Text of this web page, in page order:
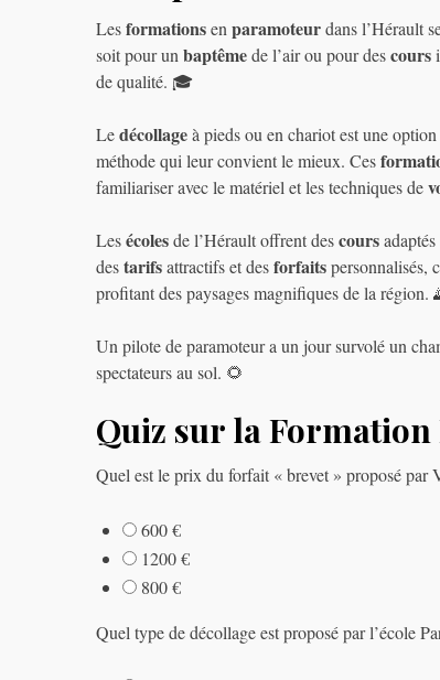
Lesformationsen paramoteurdans l’Hérault
soit pour un baptêmede l’air ou pour descours
de qualité. 🎓
Ledécollageà pieds ou en chariot est une
méthode qui leur convient le mieux. Ces
familiariser avec le matériel et les techniques de
Lesécolesde l’Hérault offrent descours
destarifsattractifs et desforfaitspersonnalisés,
profitant des paysages magnifiques de la région.
Un pilote de paramoteur a un jour survolé un
spectateurs au sol. 🌻
Quiz sur la
Quel est le prix du forfait « brevet » proposé par
600 €
1200 €
800 €
Quel type de décollage est proposé par l’école